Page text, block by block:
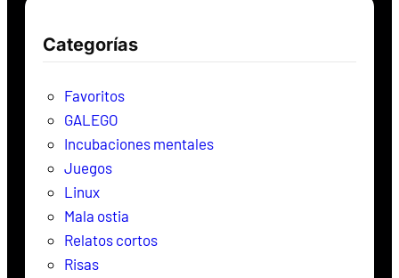
s
Categorías
Favoritos
GALEGO
Incubaciones mentales
Juegos
Linux
Mala ostia
Relatos cortos
Risas